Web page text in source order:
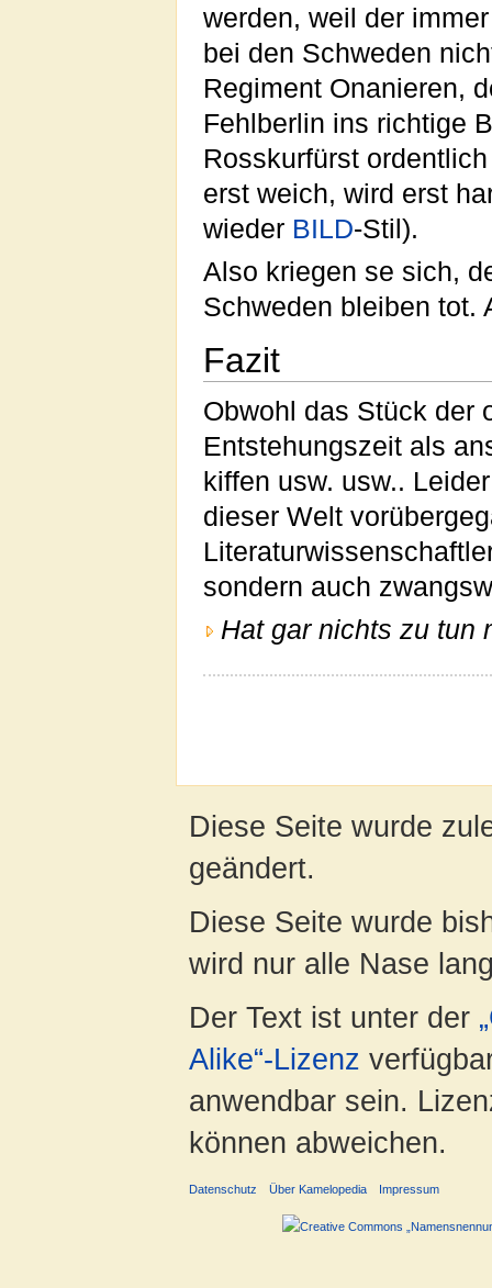
werden, weil der
bei den Schweden
Regiment Onanieren,
Fehlberlin ins richtige
Rosskurfürst
erst weich, wird erst
wieder BILD-Stil).
Also kriegen se sich,
Schweden bleiben tot.
Fazit
Obwohl das Stück der
Entstehungszeit als
kiffen usw. usw..
dieser Welt
sondern auch
Hat gar nichts zu tun
Diese Seite wurde
geändert.
Diese Seite wurde
wird nur alle Nase
Der Text ist unter der
Alike“-Lizenz
anwendbar sein.
können abweichen.
Datenschutz Über Kamelopedia Impressum